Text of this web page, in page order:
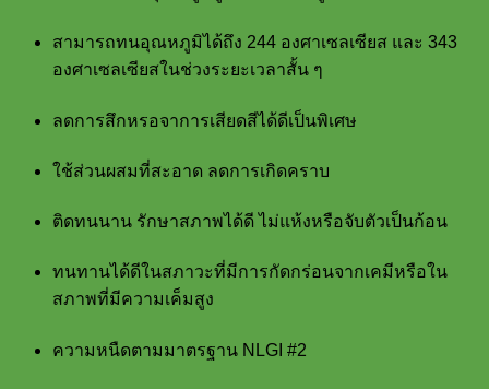
สามารถทนอุณหภูมิได้ถึง 244 องศาเซลเซียส และ 343
องศาเซลเซียสในช่วงระยะเวลาสั้น ๆ
ลดการสึกหรอจาการเสียดสีได้ดีเป็นพิเศษ
ใช้ส่วนผสมที่สะอาด ลดการเกิดคราบ
ติดทนนาน รักษาสภาพได้ดี ไม่แห้งหรือจับตัวเป็นก้อน
ทนทานได้ดีในสภาวะที่มีการกัดกร่อนจากเคมีหรือใน
สภาพที่มีความเค็มสูง
ความหนืดตามมาตรฐาน NLGI #2